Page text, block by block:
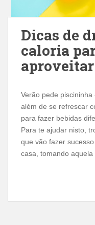
Dicas de
caloria
aproveitar
Verão pede
além de se refrescar
para fazer bebidas
Para te ajudar nisto,
que vão fazer
casa, tomando